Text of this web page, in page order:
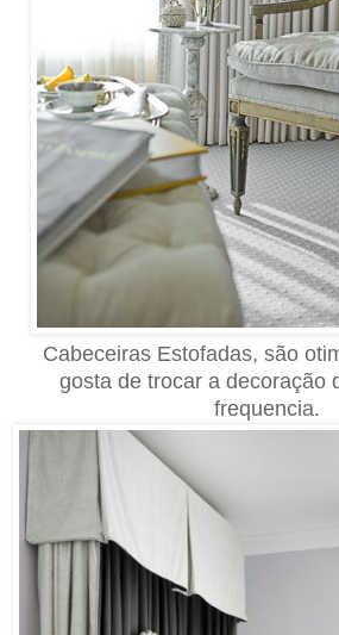
Cabeceiras Estofadas, são
gosta de trocar a decoração
frequencia.